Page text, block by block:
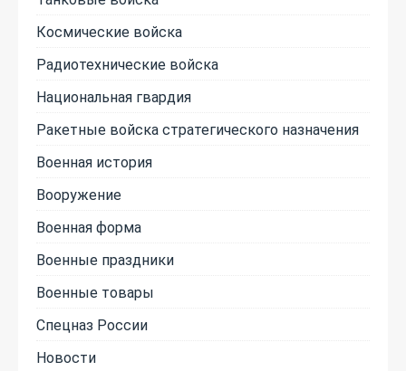
Космические войска
Радиотехнические войска
Национальная гвардия
Ракетные войска стратегического назначения
Военная история
Вооружение
Военная форма
Военные праздники
Военные товары
Спецназ России
Новости